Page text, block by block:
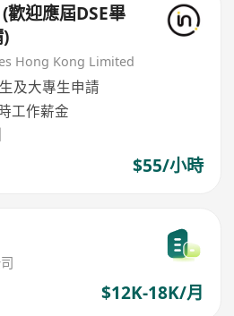
迎應屆DSE畢
Hong Kong Limited
及大專生申請
工作薪金
$55/小時
$12K-18K/月